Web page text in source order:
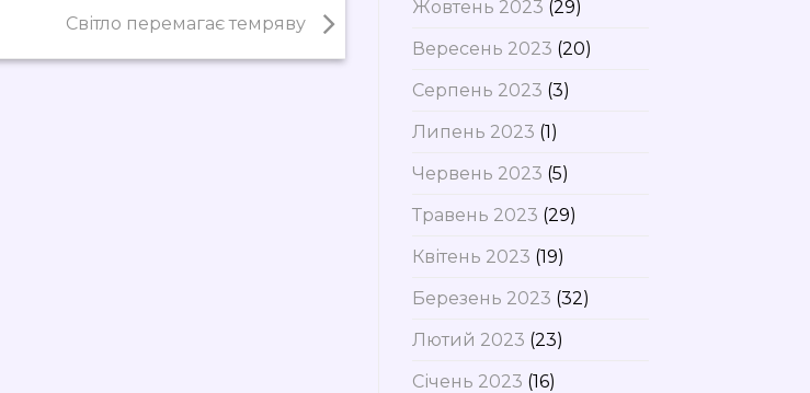
Світло перемагає темряву
Жовтень 2023 (29)
Вересень 2023 (20)
Серпень 2023 (3)
Липень 2023 (1)
Червень 2023 (5)
Травень 2023 (29)
Квітень 2023 (19)
Березень 2023 (32)
Лютий 2023 (23)
Січень 2023 (16)